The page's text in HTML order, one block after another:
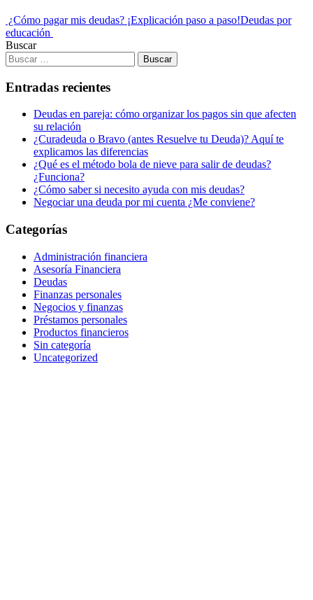
¿Cómo pagar mis deudas? ¡Explicación paso a paso!Deudas por
educación
Buscar
Entradas recientes
Deudas en pareja: cómo organizar los pagos sin que afecten
su relación
¿Curadeuda o Bravo (antes Resuelve tu Deuda)? Aquí te
explicamos las diferencias
¿Qué es el método bola de nieve para salir de deudas?
¿Funciona?
¿Cómo saber si necesito ayuda con mis deudas?
Negociar una deuda por mi cuenta ¿Me conviene?
Categorías
Administración financiera
Asesoría Financiera
Deudas
Finanzas personales
Negocios y finanzas
Préstamos personales
Productos financieros
Sin categoría
Uncategorized